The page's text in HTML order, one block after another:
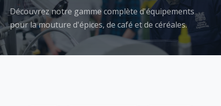
Découvrez notre gamme complète d'équipements
pour la mouture d'épices, de café et de céréales.